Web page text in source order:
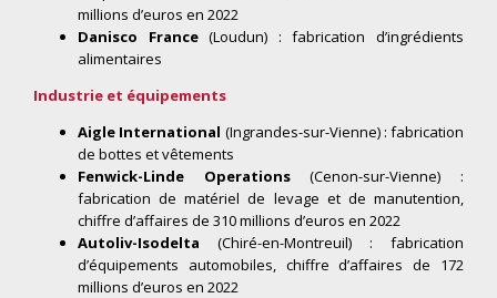
millions d’euros en 2022
Danisco France(Loudun) : fabrication d’ingrédients
alimentaires
Industrie et équipements
Aigle International (Ingrandes-sur-Vienne) : fabrication
de bottes et vêtements
Fenwick-Linde Operations(Cenon-sur-Vienne) :
fabrication de matériel de levage et de manutention,
chiffre d’affaires de 310 millions d’euros en 2022
Autoliv-Isodelta (Chiré-en-Montreuil) : fabrication
d’équipements automobiles, chiffre d’affaires de 172
millions d’euros en 2022